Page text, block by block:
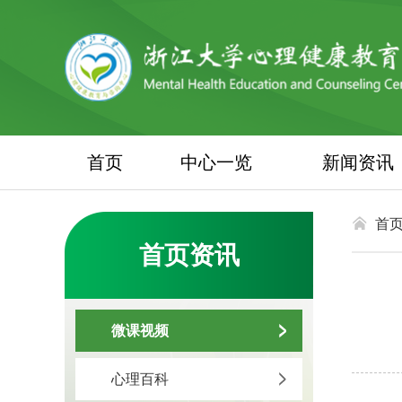
首页 中心一览 新闻资讯
首页资讯
微课视频
心理百科
首